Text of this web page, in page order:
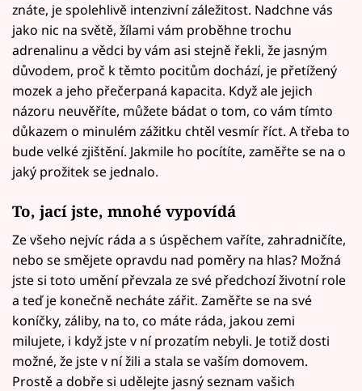
znáte, je spolehlivě intenzivní záležitost. Nadchne vás
jako nic na světě, žílami vám proběhne trochu
adrenalinu a vědci by vám asi stejně řekli, že jasným
důvodem, proč k těmto pocitům dochází, je přetížený
mozek a jeho přečerpaná kapacita. Když ale jejich
názoru neuvěříte, můžete bádat o tom, co vám tímto
důkazem o minulém zážitku chtěl vesmír říct. A třeba to
bude velké zjištění. Jakmile ho pocítíte, zaměřte se na o
jaký prožitek se jednalo.
To, jací jste, mnohé vypovídá
Ze všeho nejvíc ráda a s úspěchem vaříte, zahradničíte,
nebo se smějete opravdu nad poměry na hlas? Možná
jste si toto umění převzala ze své předchozí životní role
a teď je konečně necháte zářit. Zaměřte se na své
koníčky, záliby, na to, co máte ráda, jakou zemi
milujete, i když jste v ní prozatím nebyli. Je totiž dosti
možné, že jste v ní žili a stala se vaším domovem.
Prostě a dobře si udělejte jasný seznam vašich